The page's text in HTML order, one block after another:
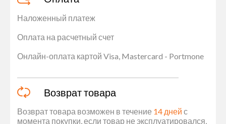
Наложенный платеж
Оплата на расчетный счет
Онлайн-оплата картой Visa, Mastercard - Portmone
Возврат товара
Возврат товара возможен в течение 14 дней с
момента покупки, если товар не эксплуатировался,